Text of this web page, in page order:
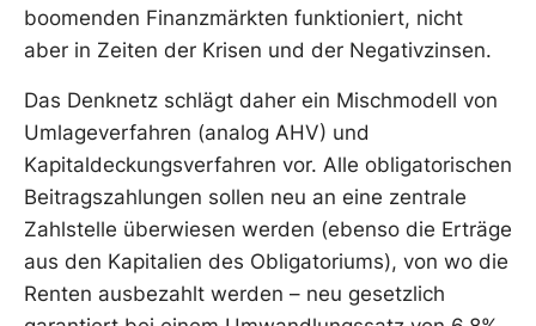
boomenden Finanzmärkten funktioniert, nicht
aber in Zeiten der Krisen und der Negativzinsen.
Das Denknetz schlägt daher ein Mischmodell von
Umlageverfahren (analog AHV) und
Kapitaldeckungsverfahren vor. Alle obligatorischen
Beitragszahlungen sollen neu an eine zentrale
Zahlstelle überwiesen werden (ebenso die Erträge
aus den Kapitalien des Obligatoriums), von wo die
Renten ausbezahlt werden – neu gesetzlich